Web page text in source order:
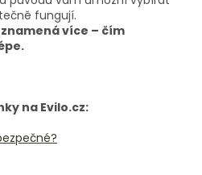
fungují.
více – čím
na Evilo.cz: